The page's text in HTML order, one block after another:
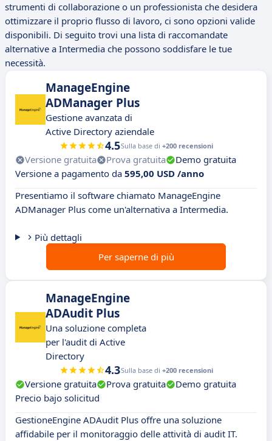
strumenti di collaborazione o un professionista che desidera
ottimizzare il proprio flusso di lavoro, ci sono opzioni valide
disponibili. Di seguito trovi una lista di raccomandate
alternative a Intermedia che possono soddisfare le tue
necessità.
ManageEngine
ADManager Plus
Gestione avanzata di
Active Directory aziendale
4.5Sulla base di +200 recensioni
Versione gratuita Prova gratuita
Demo gratuita
Versione a pagamento da 595,00 USD /anno
Presentiamo il software chiamato ManageEngine
ADManager Plus come un'alternativa a Intermedia.
Più dettagli
Per saperne di più
ManageEngine
ADAudit Plus
Una soluzione completa
per l'audit di Active
Directory
4.3Sulla base di +200 recensioni
Versione gratuita Prova gratuita
Demo gratuita
Precio bajo solicitud
GestioneEngine ADAudit Plus offre una soluzione
affidabile per il monitoraggio delle attività di audit IT.